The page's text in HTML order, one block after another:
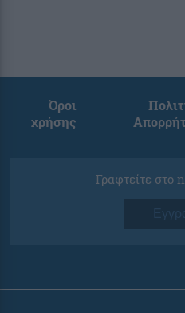
Όροι
χρήσης
Γραφτείτε στο